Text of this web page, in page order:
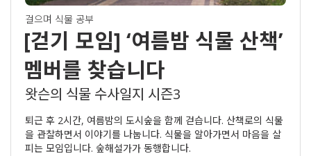
걸으며 식물 공부
[걷기 모임] ‘여름밤 식물 산책’
멤버를 찾습니다
왓슨의 식물 수사일지 시즌3
퇴근 후 2시간, 여름밤의 도시숲을 함께 걷습니다. 산책로의 식물
을 관찰하면서 이야기를 나눕니다. 식물을 알아가면서 마음을 살
피는 모임입니다. 숲해설가가 동행합니다.